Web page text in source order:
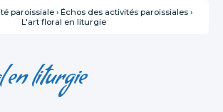
paroissiale › Échos des activités paroissiales ›
L'art floral en liturgie
liturgie